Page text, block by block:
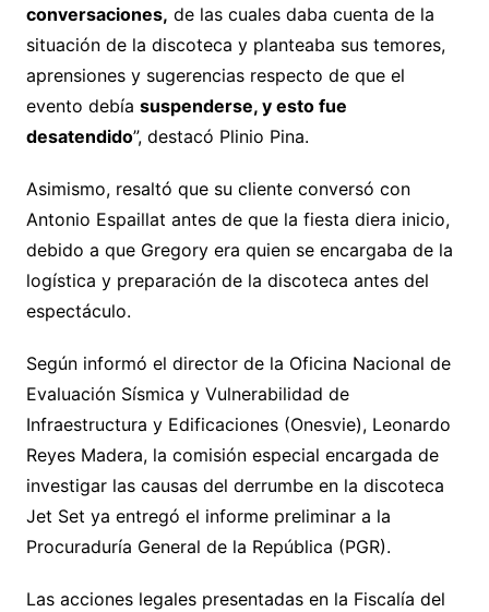
conversaciones, de las cuales daba cuenta de la
situación de la discoteca y planteaba sus temores,
aprensiones y sugerencias respecto de que el
evento debía suspenderse, y esto fue
desatendido”, destacó Plinio Pina.
Asimismo, resaltó que su cliente conversó con
Antonio Espaillat antes de que la fiesta diera inicio,
debido a que Gregory era quien se encargaba de la
logística y preparación de la discoteca antes del
espectáculo.
Según informó el director de la Oficina Nacional de
Evaluación Sísmica y Vulnerabilidad de
Infraestructura y Edificaciones (Onesvie), Leonardo
Reyes Madera, la comisión especial encargada de
investigar las causas del derrumbe en la discoteca
Jet Set ya entregó el informe preliminar a la
Procuraduría General de la República (PGR).
Las acciones legales presentadas en la Fiscalía del